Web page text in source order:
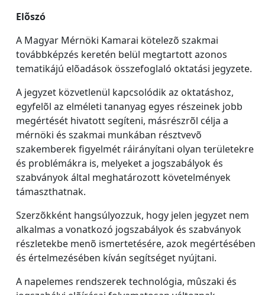
Elõszó
A Magyar Mérnöki Kamarai kötelezõ szakmai
továbbképzés keretén belül megtartott azonos
tematikájú elõadások összefoglaló oktatási jegyzete.
A jegyzet közvetlenül kapcsolódik az oktatáshoz,
egyfelõl az elméleti tananyag egyes részeinek jobb
megértését hivatott segíteni, másrészrõl célja a
mérnöki és szakmai munkában résztvevõ
szakemberek figyelmét ráirányítani olyan területekre
és problémákra is, melyeket a jogszabályok és
szabványok által meghatározott követelmények
támaszthatnak.
Szerzõkként hangsúlyozzuk, hogy jelen jegyzet nem
alkalmas a vonatkozó jogszabályok és szabványok
részletekbe menõ ismertetésére, azok megértésében
és értelmezésében kíván segítséget nyújtani.
A napelemes rendszerek technológia, mûszaki és